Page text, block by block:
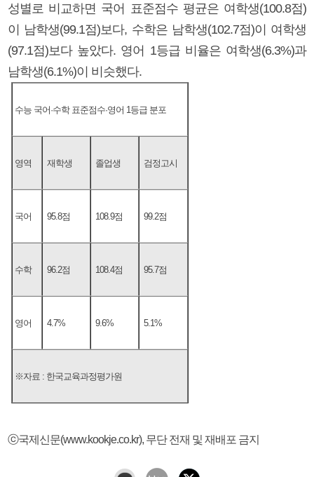
성별로 비교하면 국어 표준점수 평균은 여학생(100.8점)
이 남학생(99.1점)보다, 수학은 남학생(102.7점)이 여학생
(97.1점)보다 높았다. 영어 1등급 비율은 여학생(6.3%)과
남학생(6.1%)이 비슷했다.
수능 국어·수학 표준점수·영어 1등급 분포
영역 재학생 졸업생 검정고시
국어 95.8점 108.9점 99.2점
수학 96.2점 108.4점 95.7점
영어 4.7% 9.6% 5.1%
※자료 : 한국교육과정평가원
ⓒ국제신문(www.kookje.co.kr), 무단 전재 및 재배포 금지